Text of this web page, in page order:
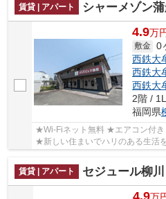
賃貸 | アパート
シャーメゾン
4.9万
敷金 0
西鉄大
西鉄大
西鉄大
2階 /
福岡県
★Wi-Fiネット無料 ★エアコン付
★新しい住まいでハリのある生活
賃貸 | アパート セジュール柳川